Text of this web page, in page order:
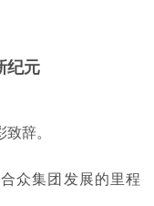
纪元
辞。
众集团发展的里程